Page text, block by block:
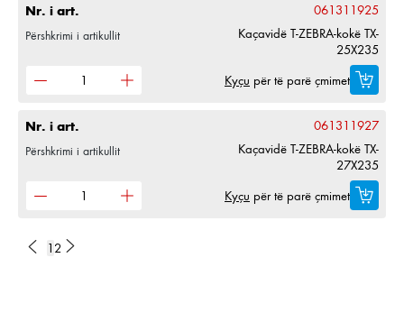
Nr. i art. 061311925
Përshkrimi i artikullit
Kaçavidë T-ZEBRA-kokë TX-
25X235
Kyçu për të parë çmimet
Nr. i art. 061311927
Përshkrimi i artikullit
Kaçavidë T-ZEBRA-kokë TX-
27X235
Kyçu për të parë çmimet
1 2